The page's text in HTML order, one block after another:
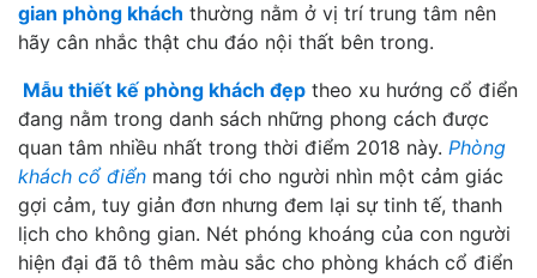
gian phòng khách thường nằm ở vị trí trung tâm nên
hãy cân nhắc thật chu đáo nội thất bên trong.
Mẫu thiết kế phòng khách đẹp theo xu hướng cổ điển
đang nằm trong danh sách những phong cách được
quan tâm nhiều nhất trong thời điểm 2018 này. Phòng
khách cổ điển mang tới cho người nhìn một cảm giác
gợi cảm, tuy giản đơn nhưng đem lại sự tinh tế, thanh
lịch cho không gian. Nét phóng khoáng của con người
hiện đại đã tô thêm màu sắc cho phòng khách cổ điển